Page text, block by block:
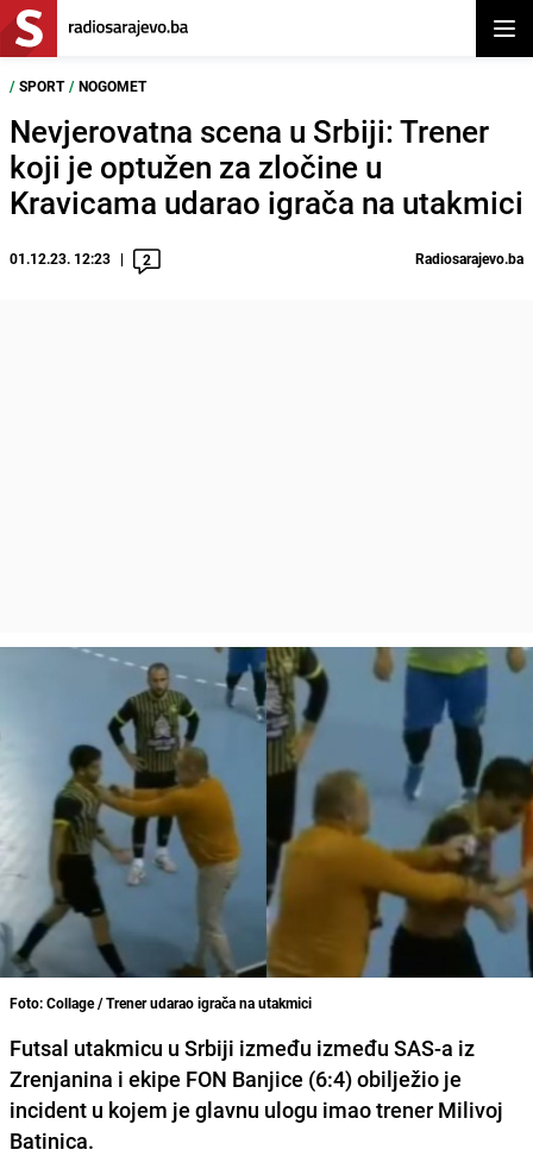
/ SPORT / NOGOMET
Nevjerovatna scena u Srbiji: Trener
koji je optužen za zločine u
Kravicama udarao igrača na utakmici
01.12.23. 12:23 2 Radiosarajevo.ba
Foto: Collage / Trener udarao igrača na utakmici
Futsal utakmicu u Srbiji između između SAS-a iz
Zrenjanina i ekipe FON Banjice (6:4) obilježio je
incident u kojem je glavnu ulogu imao trener Milivoj
Batinica.